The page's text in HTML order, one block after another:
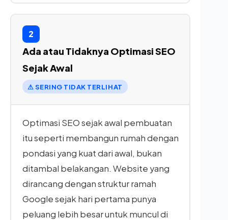
2
Ada atau Tidaknya Optimasi SEO
Sejak Awal
⚠ SERING TIDAK TERLIHAT
Optimasi SEO sejak awal pembuatan
itu seperti membangun rumah dengan
pondasi yang kuat dari awal, bukan
ditambal belakangan. Website yang
dirancang dengan struktur ramah
Google sejak hari pertama punya
peluang lebih besar untuk muncul di